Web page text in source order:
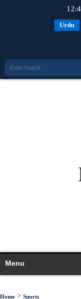
Urdu
Menu
Home > Sports